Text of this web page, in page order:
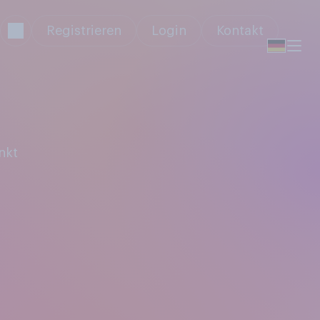
Registrieren Login Kontakt